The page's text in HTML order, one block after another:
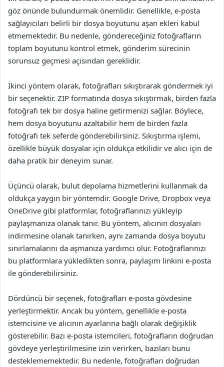
göz önünde bulundurmak önemlidir. Genellikle, e-posta
sağlayıcıları belirli bir dosya boyutunu aşan ekleri kabul
etmemektedir. Bu nedenle, göndereceğiniz fotoğrafların
toplam boyutunu kontrol etmek, gönderim sürecinin
sorunsuz geçmesi açısından gereklidir.
İkinci yöntem olarak, fotoğrafları sıkıştırarak göndermek iyi
bir seçenektir. ZIP formatında dosya sıkıştırmak, birden fazla
fotoğrafı tek bir dosya haline getirmenizi sağlar. Böylece,
hem dosya boyutunu azaltabilir hem de birden fazla
fotoğrafı tek seferde gönderebilirsiniz. Sıkıştırma işlemi,
özellikle büyük dosyalar için oldukça etkilidir ve alıcı için de
daha pratik bir deneyim sunar.
Üçüncü olarak, bulut depolama hizmetlerini kullanmak da
oldukça yaygın bir yöntemdir. Google Drive, Dropbox veya
OneDrive gibi platformlar, fotoğraflarınızı yükleyip
paylaşmanıza olanak tanır. Bu yöntem, alıcının dosyaları
indirmesine olanak tanırken, aynı zamanda dosya boyutu
sınırlamalarını da aşmanıza yardımcı olur. Fotoğraflarınızı
bu platformlara yükledikten sonra, paylaşım linkini e-posta
ile gönderebilirsiniz.
Dördüncü bir seçenek, fotoğrafları e-posta gövdesine
yerleştirmektir. Ancak bu yöntem, genellikle e-posta
istemcisine ve alıcının ayarlarına bağlı olarak değişiklik
gösterebilir. Bazı e-posta istemcileri, fotoğrafların doğrudan
gövdeye yerleştirilmesine izin verirken, bazıları bunu
desteklememektedir. Bu nedenle, fotoğrafları doğrudan